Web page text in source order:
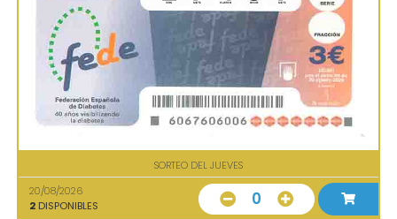
SORTEO DEL JUEVES
20/08/2026
2 DISPONIBLES 0